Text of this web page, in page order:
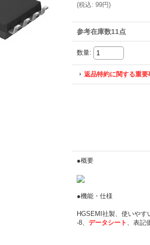
(税込: 99円)
参考在庫数11点
数量:
返品特約に関する重要
●概要
●機能・仕様
HGSEMI社製、使いや
-8、 データシート 、表記